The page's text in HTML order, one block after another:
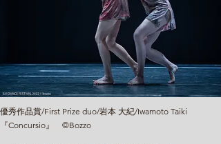
優秀作品賞/First Prize duo/岩本 大紀/Iwamoto Taiki
『Concursio』 ©Bozzo